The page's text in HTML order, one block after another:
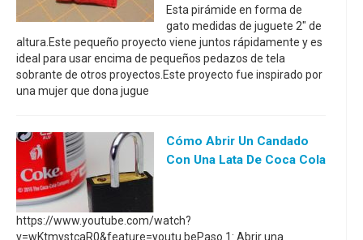
Esta pirámide en forma de
gato medidas de juguete 2" de
altura.Este pequeño proyecto viene juntos rápidamente y es
ideal para usar encima de pequeños pedazos de tela
sobrante de otros proyectos.Este proyecto fue inspirado por
una mujer que dona jugue
Cómo Abrir Un Candado
Con Una Lata De Coca Cola
https://www.youtube.com/watch?
v=wKtmvstcaR0&feature=youtu.bePaso 1: Abrir una